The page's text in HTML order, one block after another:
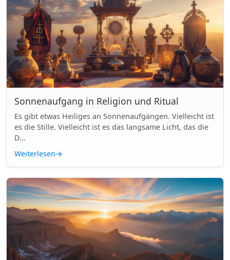
Sonnenaufgang in Religion und Ritual
Es gibt etwas Heiliges an Sonnenaufgängen. Vielleicht ist
es die Stille. Vielleicht ist es das langsame Licht, das die
D...
Weiterlesen→